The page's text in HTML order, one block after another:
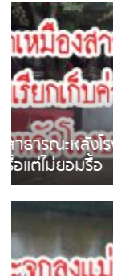
หนุ่มเจียงฮ
รถเครื่องหล